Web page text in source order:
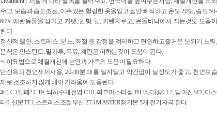
주고, 보습과 습도조절, 여유있는 헐렁한 옷을입고 집안 쾌적하고 온도 20도, 습도 50-
60% 애완동물을 삼가고 카펫, 인형, 털, 커텐치우고, 온돌바닥에서 자는것도 도움이
된다.
정신적 불안, 스트레스, 분노, 좌절 등 감정을 억제하고 편안하고즐거운 분위기 노력,
음식은 인스턴트, 밀가루, 우유, 계란은 피하는것이 도움이 된다.
식이요법으로 체질개선에 본인과 가족의 도움이 필요하다.
반신욕과 천연세제사용, 20-30분 때를 밀지말고 약간땀이 날정도가 좋고, 천연보습
제로 건조하지 않게 해야 가려움에 도움된다.
폐1 C15, 폐2 C19, 뇌하수체전엽 C18, 피부마스터점 PH15, 대장C17, 담마진SF2, 마스
터0, 신문TF1, 스트레스조절부신 2T3 MASTER점기본 5개 전기자극 한다.